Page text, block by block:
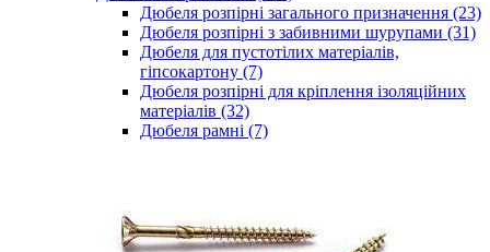
Дюбеля розпірні загального призначення (23)
Дюбеля розпірні з забивними шурупами (31)
Дюбеля для пустотілих матеріалів,
гіпсокартону (7)
Дюбеля розпірні для кріплення ізоляційних
матеріалів (32)
Дюбеля рамні (7)